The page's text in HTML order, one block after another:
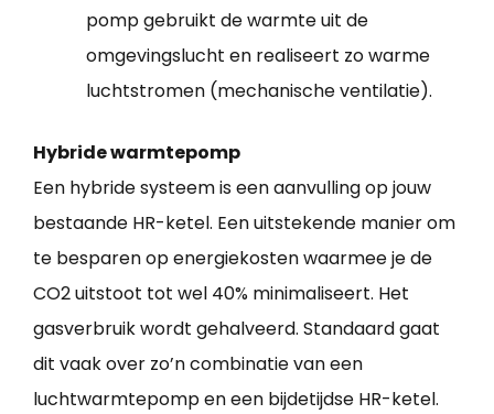
pomp gebruikt de warmte uit de
omgevingslucht en realiseert zo warme
luchtstromen (mechanische ventilatie).
Hybride warmtepomp
Een hybride systeem is een aanvulling op jouw
bestaande HR-ketel. Een uitstekende manier om
te besparen op energiekosten waarmee je de
CO2 uitstoot tot wel 40% minimaliseert. Het
gasverbruik wordt gehalveerd. Standaard gaat
dit vaak over zo’n combinatie van een
luchtwarmtepomp en een bijdetijdse HR-ketel.